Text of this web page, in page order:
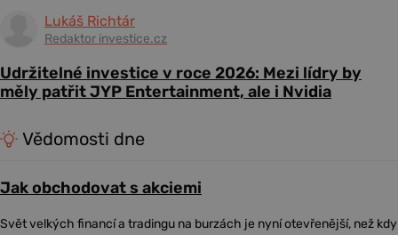
Lukáš Richtár
Redaktor investice.cz
Udržitelné investice v roce 2026: Mezi lídry by
měly patřit JYP Entertainment, ale i Nvidia
Vědomosti dne
Jak obchodovat s akciemi
Svět velkých financí a tradingu na burzách je nyní otevřenější, než kdy